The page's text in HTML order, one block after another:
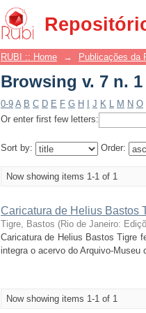
Browsing v. 7 n.
RUBI :: Home → Publicações da
Browsing v. 7 n.
0-9 A B C D E F G H J K L M N O
Or enter first few letters:
Sort by: Order:
Now showing items 1-1 of 1
Caricatura de Helius Bastos
Tigre, Bastos (Rio de Janeiro:
Caricatura de Helius Bastos Tigre
integra o acervo do Arquivo-Museu
Now showing items 1-1 of 1